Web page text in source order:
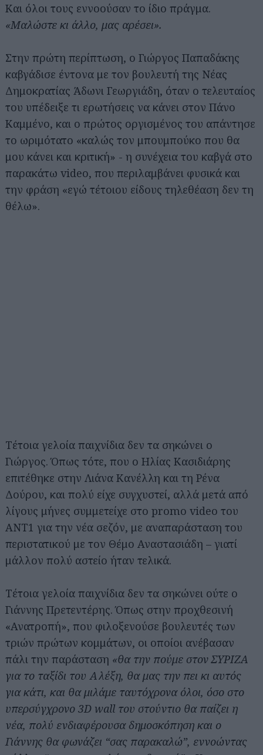
Και όλοι τους εννοούσαν το ίδιο πράγμα.
«Μαλώστε κι άλλο, μας αρέσει».
Στην πρώτη περίπτωση, ο Γιώργος Παπαδάκης
καβγάδισε έντονα με τον βουλευτή της Νέας
Δημοκρατίας Άδωνι Γεωργιάδη, όταν ο τελευταίος
του υπέδειξε τι ερωτήσεις να κάνει στον Πάνο
Καμμένο, και ο πρώτος οργισμένος του απάντησε
το ωριμότατο «καλώς τον μπουμπούκο που θα
μου κάνει και κριτική» - η συνέχεια του καβγά στο
παρακάτω video, που περιλαμβάνει φυσικά και
την φράση «εγώ τέτοιου είδους τηλεθέαση δεν τη
θέλω».
Τέτοια γελοία παιχνίδια δεν τα σηκώνει ο
Γιώργος. Όπως τότε, που ο Ηλίας Κασιδιάρης
επιτέθηκε στην Λιάνα Κανέλλη και τη Ρένα
Δούρου, και πολύ είχε συγχυστεί, αλλά μετά από
λίγους μήνες συμμετείχε στο promo video του
ANT1 για την νέα σεζόν, με αναπαράσταση του
περιστατικού με τον Θέμο Αναστασιάδη – γιατί
μάλλον πολύ αστείο ήταν τελικά.
Τέτοια γελοία παιχνίδια δεν τα σηκώνει ούτε ο
Γιάννης Πρετεντέρης. Όπως στην προχθεσινή
«Ανατροπή», που φιλοξενούσε βουλευτές των
τριών πρώτων κομμάτων, οι οποίοι ανέβασαν
πάλι την παράσταση «θα την πούμε στον ΣΥΡΙΖΑ
για το ταξίδι του Αλέξη, θα μας την πει κι αυτός
για κάτι, και θα μιλάμε ταυτόχρονα όλοι, όσο στο
υπερσύγχρονο 3D wall του στούντιο θα παίζει η
νέα, πολύ ενδιαφέρουσα δημοσκόπηση και ο
Γιάννης θα φωνάζει “σας παρακαλώ”, εννοώντας